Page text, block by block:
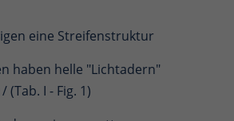
eine Streifenstruktur
haben helle "Lichtadern"
(Tab. I - Fig. 1)